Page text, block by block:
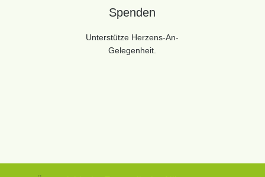
Spenden
Unterstütze Herzens-An-
Gelegenheit.